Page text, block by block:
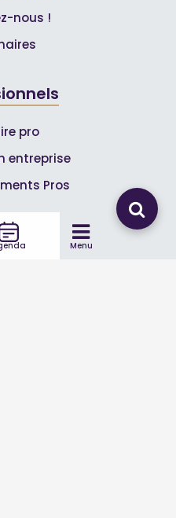
Menu
nous !
pro
entreprise
Pros